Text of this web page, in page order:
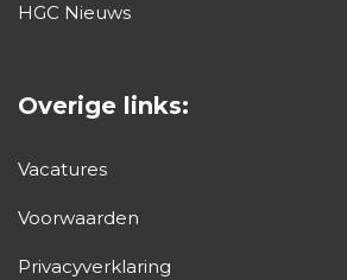
HGC Nieuws
Overige links:
Vacatures
Voorwaarden
Privacyverklaring